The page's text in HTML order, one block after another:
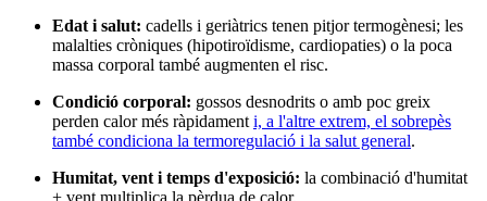
Edat i salut: cadells i geriàtrics tenen pitjor termogènesi; les
malalties cròniques (hipotiroïdisme, cardiopaties) o la poca
massa corporal també augmenten el risc.
Condició corporal: gossos desnodrits o amb poc greix
perden calor més ràpidament i, a l'altre extrem, el sobrepès
també condiciona la termoregulació i la salut general.
Humitat, vent i temps d'exposició: la combinació d'humitat